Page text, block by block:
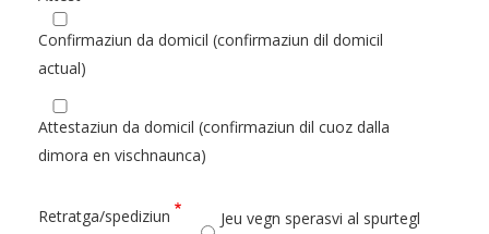
Confirmaziun da domicil (confirmaziun dil domicil
actual)
Attestaziun da domicil (confirmaziun dil cuoz dalla
dimora en vischnaunca)
Retratga/spediziun
Jeu vegn sperasvi al spurtegl